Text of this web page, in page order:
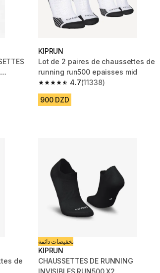
reviews
KIPRUN
Lot de 2 paires de chaussettes de
running run500 epaisses mid
4.7
4.7 out of 5 stars from 11338 reviews
(11338)
900 DZD
de
تخفيضات دائمة
KIPRUN
CHAUSSETTES DE RUNNING
INVISIBLES RUN500 X2